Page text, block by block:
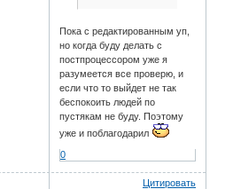
Пока с редактированным уп,
но когда буду делать с
постпроцессором уже я
разумеется все проверю, и
если что то выйдет не так
беспокоить людей по
пустякам не буду. Поэтому
уже и поблагодарил
0
Цитировать